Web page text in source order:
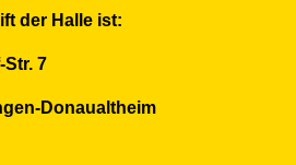
der Halle ist:
Str. 7
Donaualtheim